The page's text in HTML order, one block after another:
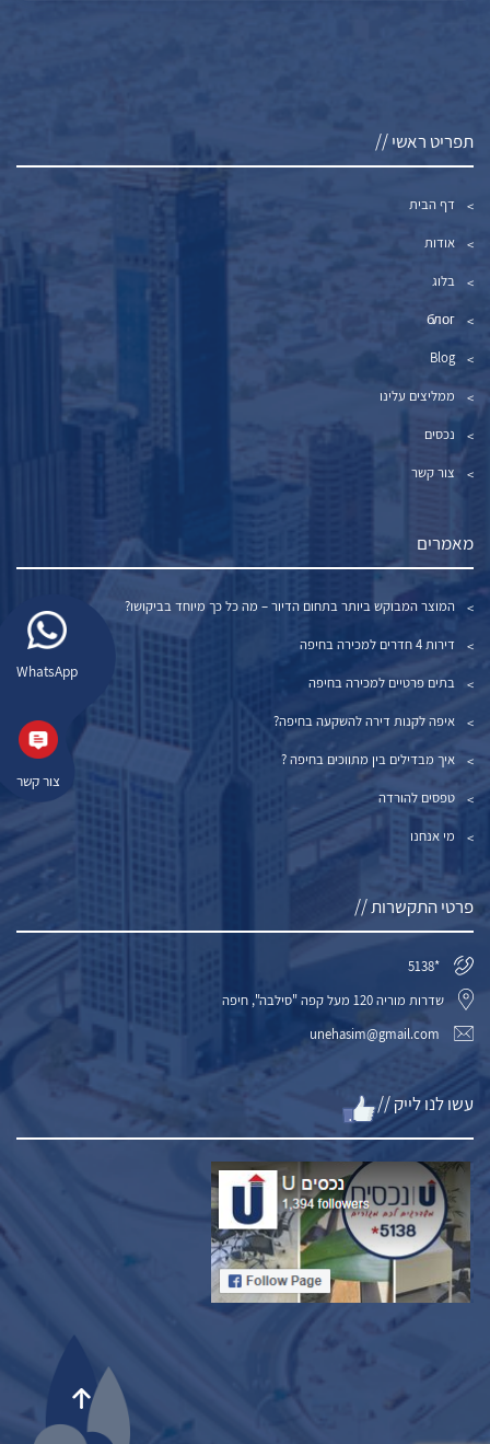
WhatsApp
צור קשר
תפריט ראשי //
דף הבית
אודות
בלוג
блог
Blog
ממליצים עלינו
נכסים
צור קשר
מאמרים
המוצר המבוקש ביותר בתחום הדיור – מה כל כך מיוחד בביקושו?
דירות 4 חדרים למכירה בחיפה
בתים פרטיים למכירה בחיפה
איפה לקנות דירה להשקעה בחיפה?
איך מבדילים בין מתווכים בחיפה ?
טפסים להורדה
מי אנחנו
פרטי התקשרות //
*5138
שדרות מוריה 120 מעל קפה "סילבה", חיפה
unehasim@gmail.com
עשו לנו לייק //